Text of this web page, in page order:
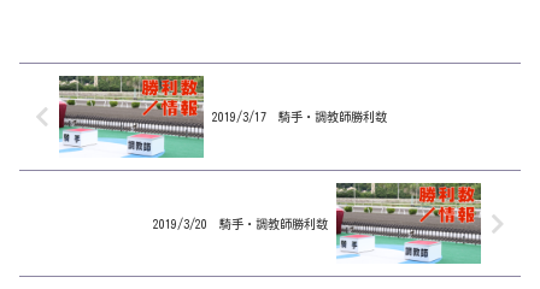
2019/3/17 騎手・調教師勝利数
2019/3/20 騎手・調教師勝利数